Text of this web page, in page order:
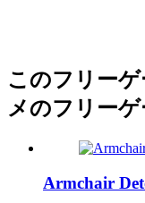
このフリー
メのフリーゲ
Armchair